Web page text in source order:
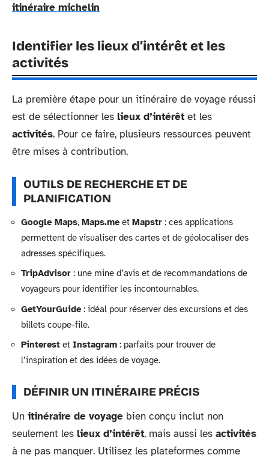
itinéraire michelin
Identifier les lieux d’intérêt et les
activités
La première étape pour un itinéraire de voyage réussi
est de sélectionner les lieux d’intérêt et les
activités. Pour ce faire, plusieurs ressources peuvent
être mises à contribution.
OUTILS DE RECHERCHE ET DE
PLANIFICATION
Google Maps, Maps.meet Mapstr : ces applications
permettent de visualiser des cartes et de géolocaliser des
adresses spécifiques.
TripAdvisor : une mine d’avis et de recommandations de
voyageurs pour identifier les incontournables.
GetYourGuide: idéal pour réserver des excursions et des
billets coupe-file.
Pinterest et Instagram : parfaits pour trouver de
l’inspiration et des idées de voyage.
DÉFINIR UN ITINÉRAIRE PRÉCIS
Un itinéraire de voyage bien conçu inclut non
seulement les lieux d’intérêt, mais aussi les activités
à ne pas manquer. Utilisez les plateformes comme